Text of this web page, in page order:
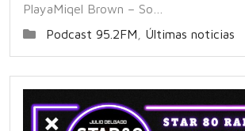
PlayaMiqel Brown – So…
Podcast 95.2FM
Últimas noticias